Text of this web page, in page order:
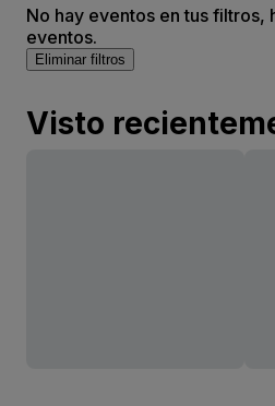
No hay eventos en tus filtros,
eventos.
Eliminar filtros
Visto